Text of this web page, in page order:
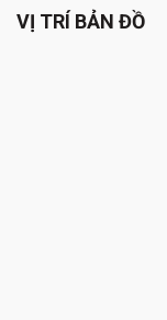
VỊ TRÍ BẢN ĐỒ